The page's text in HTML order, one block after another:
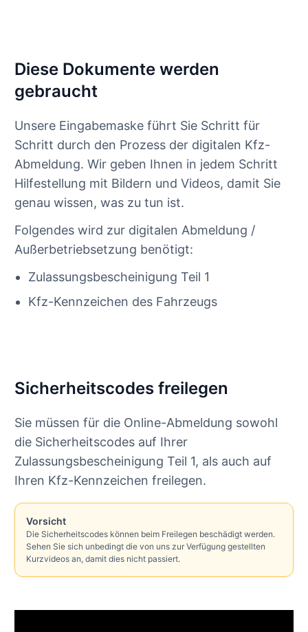
Diese Dokumente werden
gebraucht
Unsere Eingabemaske führt Sie Schritt für
Schritt durch den Prozess der digitalen Kfz-
Abmeldung. Wir geben Ihnen in jedem Schritt
Hilfestellung mit Bildern und Videos, damit Sie
genau wissen, was zu tun ist.
Folgendes wird zur digitalen Abmeldung /
Außerbetriebsetzung benötigt:
Zulassungsbescheinigung Teil 1
Kfz-Kennzeichen des Fahrzeugs
Sicherheitscodes freilegen
Sie müssen für die Online-Abmeldung sowohl
die Sicherheitscodes auf Ihrer
Zulassungsbescheinigung Teil 1, als auch auf
Ihren Kfz-Kennzeichen freilegen.
Vorsicht
Die Sicherheitscodes können beim Freilegen beschädigt werden.
Sehen Sie sich unbedingt die von uns zur Verfügung gestellten
Kurzvideos an, damit dies nicht passiert.